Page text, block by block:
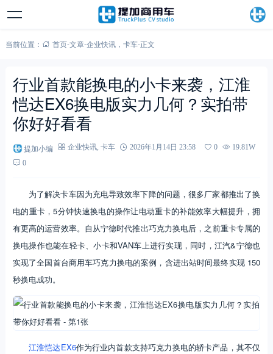
当前位置： 首页-文章-企业快讯， 卡车-正文
行业首款能换电的小卡来袭，江淮
恺达EX6换电版实力几何？实拍带
你好好看看
提加小编 企业快讯, 卡车 2026年1月14日 23:58 0
19.81W
0
为了解决卡车因为充电导致效率下降的问题，很多厂家都推出了换
电的重卡，5分钟快速换电的操作让电动重卡的补能效率大幅提升，拥
有更高的运营效率。自从宁德时代推出巧克力换电后，之前重卡专属的
换电操作也能在轻卡、小卡和VAN车上进行实现，同时，江汽&宁德也
实现了全国首台商用车巧克力换电的案例，含进出站时间最终实现 150
秒换电成功。
江淮恺达EX6作为行业内首款支持巧克力换电的轿卡产品，其不仅